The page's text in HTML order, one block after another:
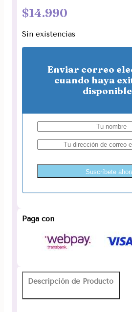
$14.990
Sin existencias
Enviar correo
cuando haya
Suscríbete
Paga con
Descripción de Producto